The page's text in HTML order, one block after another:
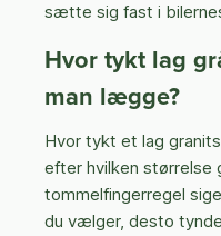
sætte sig fast i
Hvor tykt lag
man lægge?
Hvor tykt et lag
efter hvilken størrelse
tommelfingerregel
du vælger, desto